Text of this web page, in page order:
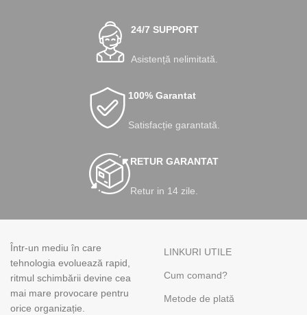
24/7 SUPPORT
Asistență nelimitată.
100% Garantat
Satisfacție garantată.
RETUR GARANTAT
Retur in 14 zile.
Într-un mediu în care
tehnologia evoluează rapid,
ritmul schimbării devine cea
mai mare provocare pentru
orice organizație.
LINKURI UTILE
Cum comand?
Metode de plată